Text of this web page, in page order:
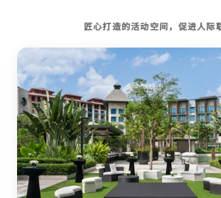
匠心打造的活动空间，促进人际